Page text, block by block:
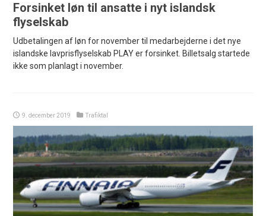
Forsinket løn til ansatte i nyt islandsk
flyselskab
Udbetalingen af løn for november til medarbejderne i det nye
islandske lavprisflyselskab PLAY er forsinket. Billetsalg startede
ikke som planlagt i november.
9. december 2019 Trafiktal